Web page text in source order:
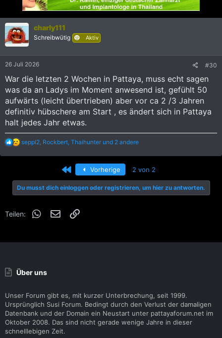
n
e
n
:
charly111
Schreibwütig Aktiv
26 Juli 2026 #30
War die letzten 2 Wochen in Pattaya, muss echt sagen
was da an Ladys im Moment anwesend ist, gefühlt 50
aufwärts (leicht übertrieben) aber vor ca 2 /3 Jahren
definitiv hübschere am Start , es ändert sich in Pattaya
halt jedes Jahr etwas.
R
a
i
o
n
n
seppl2, Rockbert, Thaihunter und 2 andere
Erste Vorherige 2 von 2
Du musst dich einloggen oder registrieren, um hier zu antworten.
Teilen: WhatsApp
E-Mail
Über uns
Unser Forum gibt es, mit kurzer Unterbrechung, seit 1999.
Ursprünglich Susi Forum. Bedingt durch den Verlust der damaligen
Datenbank und der Domain ein Neustart unter pattayaforum.net im
Oktober 2008. Das sind nicht gerade wenige Jahre in dieser
schnelllebigen Zeit.